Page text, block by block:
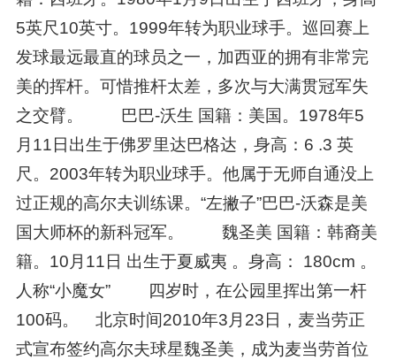
5英尺10英寸。1999年转为职业球手。巡回赛上
发球最远最直的球员之一，加西亚的拥有非常完
美的挥杆。可惜推杆太差，多次与大满贯冠军失
之交臂。 巴巴-沃生 国籍：美国。1978年5
月11日出生于佛罗里达巴格达，身高：6 .3 英
尺。2003年转为职业球手。他属于无师自通没上
过正规的高尔夫训练课。“左撇子”巴巴-沃森是美
国大师杯的新科冠军。 魏圣美 国籍：韩裔美
籍。10月11日 出生于夏威夷 。身高： 180cm 。
人称“小魔女” 四岁时，在公园里挥出第一杆
100码。 北京时间2010年3月23日，麦当劳正
式宣布签约高尔夫球星魏圣美，成为麦当劳首位